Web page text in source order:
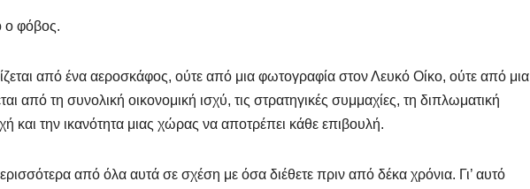
ο φόβος.
από ένα αεροσκάφος, ούτε από μια φωτογραφία στον Λευκό Οίκο, ούτε από μια
από τη συνολική οικονομική ισχύ, τις στρατηγικές συμμαχίες, τη διπλωματική
και την ικανότητα μιας χώρας να αποτρέπει κάθε επιβουλή.
από όλα αυτά σε σχέση με όσα διέθετε πριν από δέκα χρόνια. Γι’ αυτό